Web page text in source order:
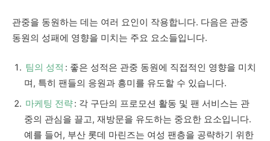
관중을 동원하는 데는 여러 요인이 작용합니다. 다음은 관중
동원의 성패에 영향을 미치는 주요 요소들입니다.
팀의 성적 : 좋은 성적은 관중 동원에 직접적인 영향을 미치
며, 특히 팬들의 응원과 흥미를 유도할 수 있습니다.
마케팅 전략: 각 구단의 프로모션 활동 및 팬 서비스는 관
중의 관심을 끌고, 재방문을 유도하는 중요한 요소입니다.
예를 들어, 부산 롯데 마린즈는 여성 팬층을 공략하기 위한